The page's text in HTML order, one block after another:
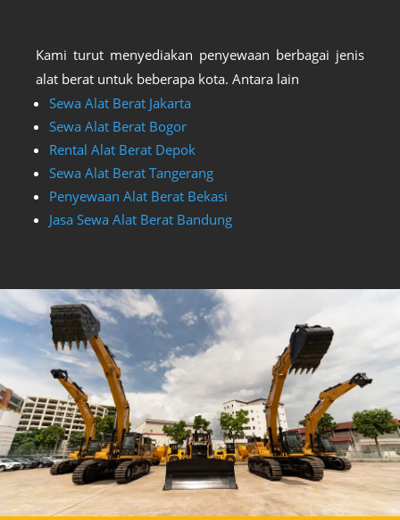
Kami turut menyediakan penyewaan berbagai jenis
alat berat untuk beberapa kota. Antara lain
Sewa Alat Berat Jakarta
Sewa Alat Berat Bogor
Rental Alat Berat Depok
Sewa Alat Berat Tangerang
Penyewaan Alat Berat Bekasi
Jasa Sewa Alat Berat Bandung